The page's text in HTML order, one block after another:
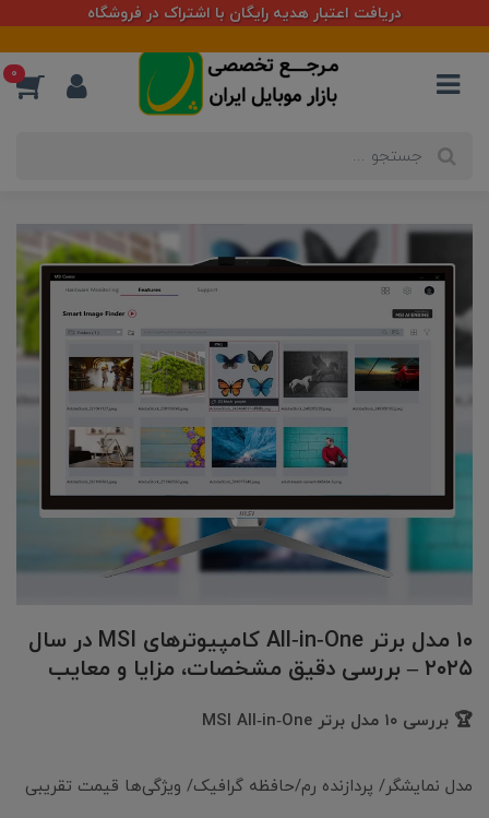
دریافت اعتبار هدیه رایگان با اشتراک در فروشگاه
0
۱۰ مدل برتر All‑in‑One کامپیوترهای MSI در سال
۲۰۲۵ – بررسی دقیق مشخصات، مزایا و معایب
🏆 بررسی ۱۰ مدل برتر MSI All‑in‑One
مدل نمایشگر/ پردازنده رم/حافظه گرافیک/ ویژگی‌ها قیمت تقریبی